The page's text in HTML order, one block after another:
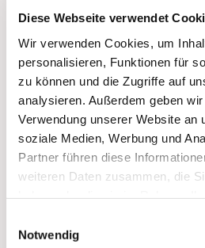
Diese Webseite verwendet
Wir verwenden Cookies, um
personalisieren, Funktionen für
zu können und die Zugriffe auf
analysieren. Außerdem geben
Verwendung unserer Website an
soziale Medien, Werbung und
Partner führen diese
weiteren Daten zusammen, die
Notwendig
Heilige Dreifaltigkeit,
Frankenstraße 39,